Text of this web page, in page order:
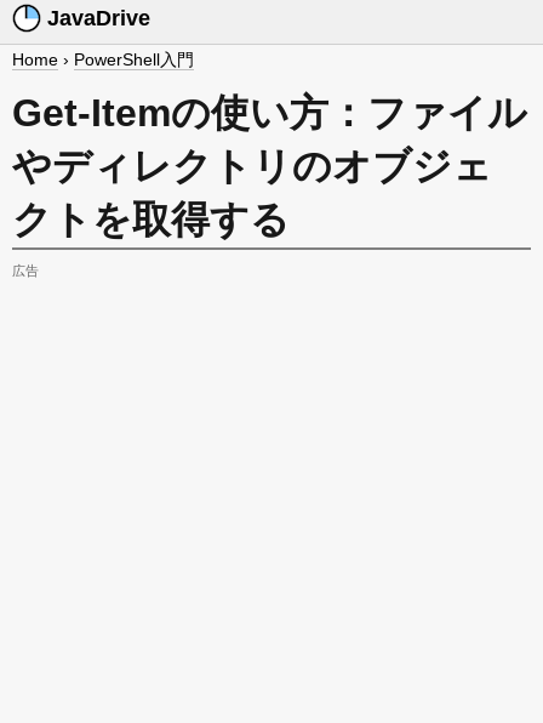
JavaDrive
Home › PowerShell入門
Get-Itemの使い方：ファイル
やディレクトリのオブジェ
クトを取得する
広告